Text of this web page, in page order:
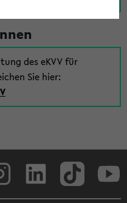
des eKVV für
Sie hier: